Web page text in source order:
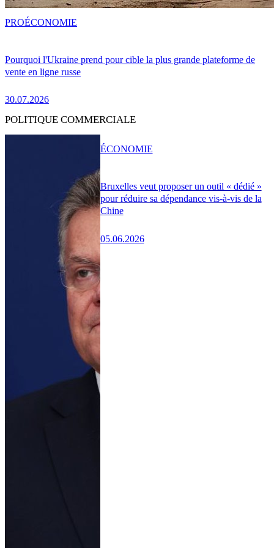
Pourquoi l'Ukraine prend pour cible la plus grande plateforme de
vente en ligne russe
30.07.2026
PROÉCONOMIE
POLITIQUE COMMERCIALE
Bruxelles veut proposer un outil « dédié »
pour réduire sa dépendance vis-à-vis de la
Chine
05.06.2026
ÉCONOMIE